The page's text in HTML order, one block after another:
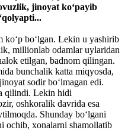
jinoyat ko‘payib
bo‘lgan. Lekin u yashirib
millionlab odamlar uylaridan
etilgan, badnom qilingan.
bunchalik katta miqyosda,
sodir bo‘lmagan edi.
qilindi. Lekin hidi
oshkoralik davrida esa
Shunday bo‘lgani
ochib, xonalarni shamollatib